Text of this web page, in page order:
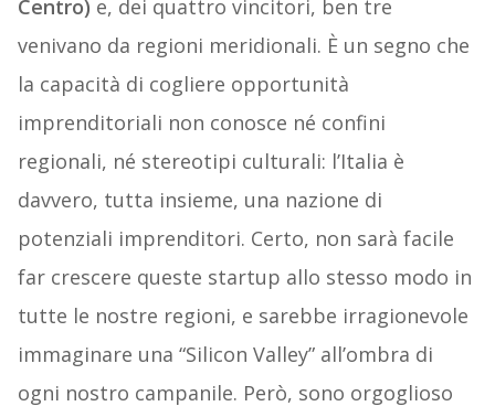
Centro) e, dei quattro vincitori, ben tre
venivano da regioni meridionali. È un segno che
la capacità di cogliere opportunità
imprenditoriali non conosce né confini
regionali, né stereotipi culturali: l’Italia è
davvero, tutta insieme, una nazione di
potenziali imprenditori. Certo, non sarà facile
far crescere queste startup allo stesso modo in
tutte le nostre regioni, e sarebbe irragionevole
immaginare una “Silicon Valley” all’ombra di
ogni nostro campanile. Però, sono orgoglioso